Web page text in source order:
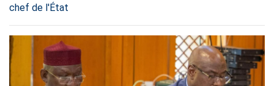
chef de l'État